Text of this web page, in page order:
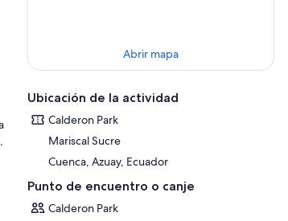
Abrir mapa
Ubicación de la actividad
Calderon Park
Mariscal Sucre
Cuenca, Azuay, Ecuador
Punto de encuentro o canje
Calderon Park